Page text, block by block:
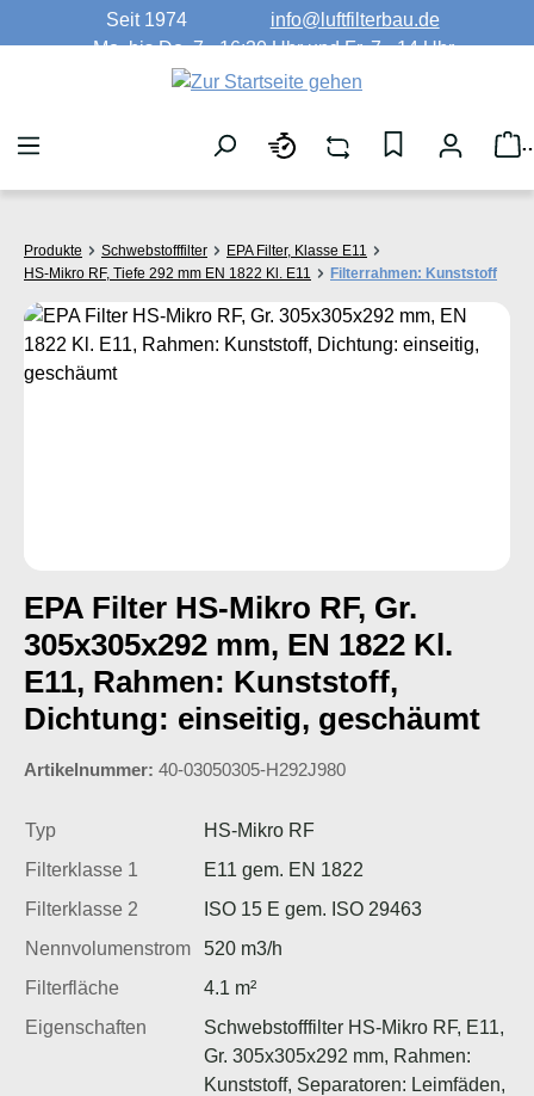
Zum Hauptinhalt springen
Seit 1974
info@luftfilterbau.de
Mo. bis Do. 7 - 16:30 Uhr und Fr. 7 - 14 Uhr
Produkte Schwebstofffilter
EPA Filter, Klasse E11
HS-Mikro RF, Tiefe 292 mm EN 1822 Kl. E11
Filterrahmen: Kunststoff
Bildergalerie überspringen
EPA Filter HS-Mikro RF, Gr.
305x305x292 mm, EN 1822 Kl.
E11, Rahmen: Kunststoff,
Dichtung: einseitig, geschäumt
Artikelnummer: 40-03050305-H292J980
Typ
HS-Mikro RF
Filterklasse 1
E11 gem. EN 1822
Filterklasse 2
ISO 15 E gem. ISO 29463
Nennvolumenstrom
520 m3/h
Filterfläche
4.1 m²
Eigenschaften
Schwebstofffilter HS-Mikro RF, E11,
Gr. 305x305x292 mm, Rahmen:
Kunststoff, Separatoren: Leimfäden,